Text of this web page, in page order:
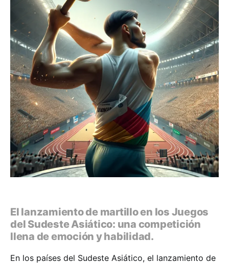
El lanzamiento de martillo en los Juegos
del Sudeste Asiático: una competición
llena de emoción y habilidad.
En los países del Sudeste Asiático, el lanzamiento de